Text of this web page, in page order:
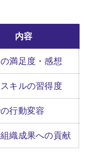
内容
満足度・感想
キルの習得度
行動変容
織成果への貢献